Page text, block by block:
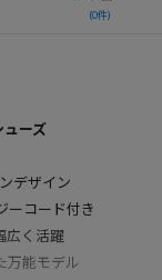
(0件)
ーズ
デザイン
ーコード付き
広く活躍
万能モデル